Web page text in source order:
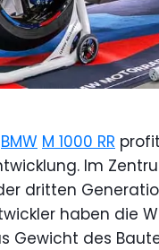
BMW M 1000 RR
Im
dritten
haben die
Gewicht des